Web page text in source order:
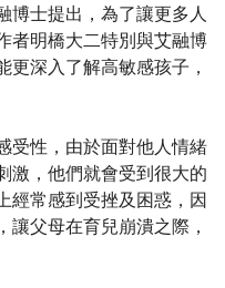
博士提出，為了讓更多人
者明橋大二特別與艾融博
深入了解高敏感孩子，
性，由於面對他人情緒
激，他們就會受到很大的
經常感到受挫及困惑，因
讓父母在育兒崩潰之際，